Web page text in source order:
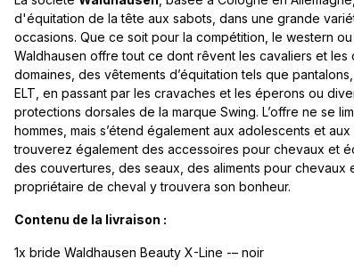
d'équitation de la tête aux sabots, dans une grande
occasions. Que ce soit pour la compétition, le western
Waldhausen offre tout ce dont rêvent les cavaliers et les
domaines, des vêtements d’équitation tels que
ELT, en passant par les cravaches et les éperons ou
protections dorsales de la marque Swing. L’offre ne se
hommes, mais s’étend également aux adolescents et
trouverez également des accessoires pour chevaux et
des couvertures, des seaux, des aliments pour chevaux
propriétaire de cheval y trouvera son bonheur.
Contenu de la livraison :
1x bride Waldhausen Beauty X-Line -– noir